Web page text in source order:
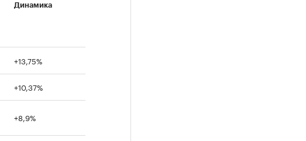
Динамика
+13,75%
+10,37%
+8,9%